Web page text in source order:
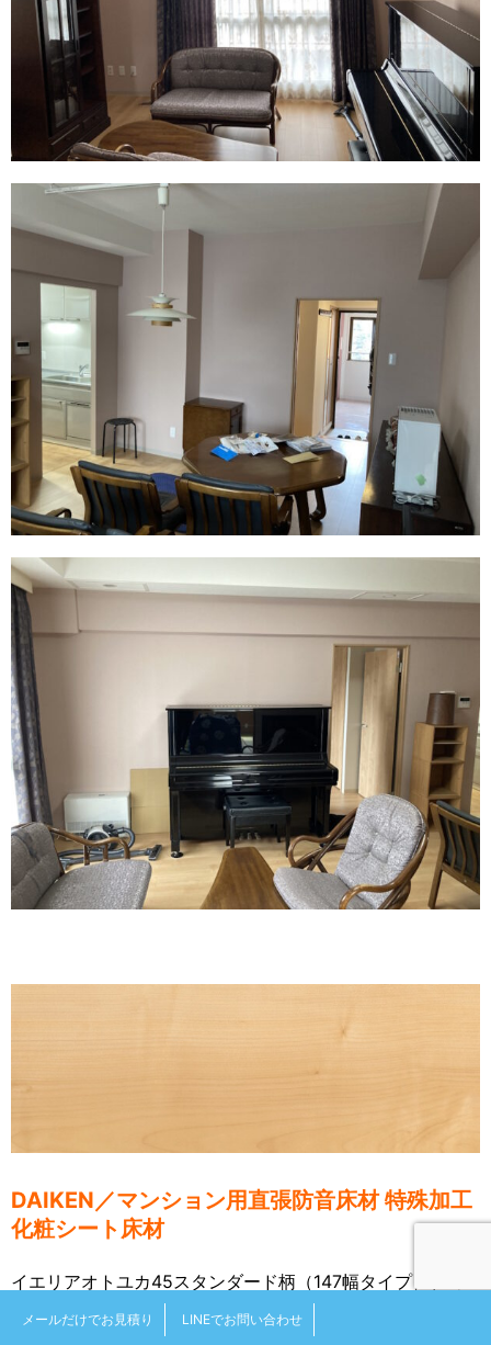
DAIKEN／マンション用直張防音床材 特殊加工
化粧シート床材
イエリアオトユカ45スタンダード柄（147幅タイプ）、ミ
ルベージュ色を採用しています。階下への音を軽減する防
メールだけでお見積り LINEでお問い合わせ